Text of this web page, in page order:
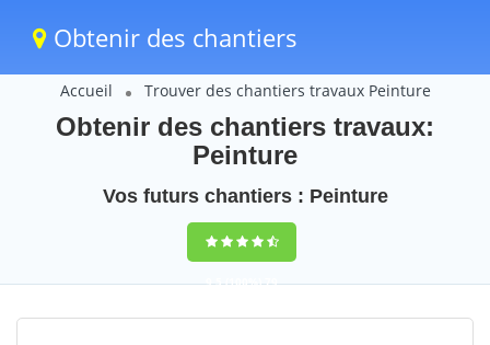
Obtenir des chantiers
Accueil Trouver des chantiers travaux Peinture
Obtenir des chantiers travaux:
Peinture
Vos futurs chantiers : Peinture
9,5(100%)79
votes